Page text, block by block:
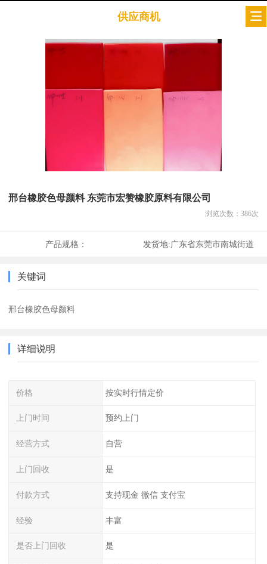
供应商机
邢台橡胶色母颜料 东莞市宏赞橡胶原料有限公司
浏览次数： 386次
产品规格： 发货地:广东省东莞市南城街道
关键词
邢台橡胶色母颜料
详细说明
价格 按实时行情定价
上门时间 预约上门
经营方式 自营
上门回收 是
付款方式 支持现金 微信 支付宝
经验 丰富
是否上门回收 是